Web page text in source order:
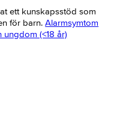
ett kunskapsstöd som
för barn.Alarmsymtom
(<18 år)